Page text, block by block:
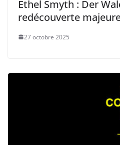
Ethel Smyth : Der
redécouverte
27 octobre 2025